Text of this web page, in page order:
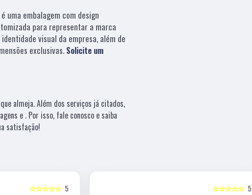
é uma embalagem com design
para representar a marca
visual da empresa, além de
exclusivas. Solicite um
almeja. Além dos serviços já citados,
e . Por isso, fale conosco e saiba
satisfação!